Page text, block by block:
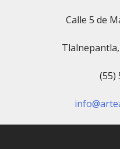
Calle 5 de
(55)